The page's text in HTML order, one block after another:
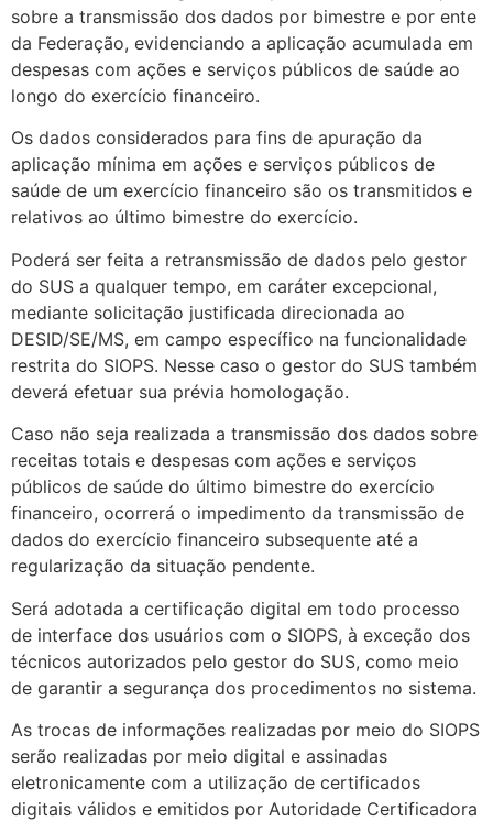
sobre a transmissão dos dados por bimestre e por ente
da Federação, evidenciando a aplicação acumulada em
despesas com ações e serviços públicos de saúde ao
longo do exercício financeiro.
Os dados considerados para fins de apuração da
aplicação mínima em ações e serviços públicos de
saúde de um exercício financeiro são os transmitidos e
relativos ao último bimestre do exercício.
Poderá ser feita a retransmissão de dados pelo gestor
do SUS a qualquer tempo, em caráter excepcional,
mediante solicitação justificada direcionada ao
DESID/SE/MS, em campo específico na funcionalidade
restrita do SIOPS. Nesse caso o gestor do SUS também
deverá efetuar sua prévia homologação.
Caso não seja realizada a transmissão dos dados sobre
receitas totais e despesas com ações e serviços
públicos de saúde do último bimestre do exercício
financeiro, ocorrerá o impedimento da transmissão de
dados do exercício financeiro subsequente até a
regularização da situação pendente.
Será adotada a certificação digital em todo processo
de interface dos usuários com o SIOPS, à exceção dos
técnicos autorizados pelo gestor do SUS, como meio
de garantir a segurança dos procedimentos no sistema.
As trocas de informações realizadas por meio do SIOPS
serão realizadas por meio digital e assinadas
eletronicamente com a utilização de certificados
digitais válidos e emitidos por Autoridade Certificadora